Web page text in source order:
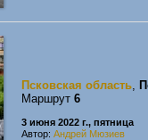
Псковская область,
Маршрут 6
3 июня 2022 г., пятница
Автор: Андрей Мюзиев